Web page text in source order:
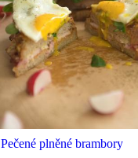
Pečené plněné brambory